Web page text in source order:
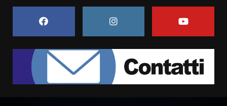
ottenere l’iscrizione
8 Agosto 2026 19:55
2
La Banda Città di Fasano apre
ufficialmente la Festa di
Savelletri
8 Agosto 2026 11:00